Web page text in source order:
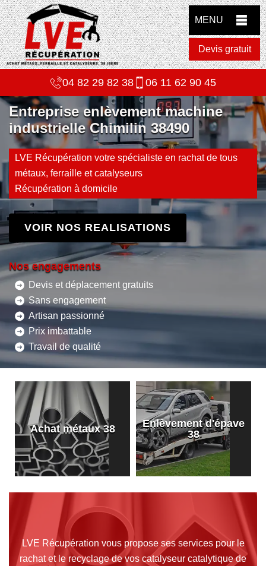
MENU
Devis gratuit
04 82 29 82 38 06 11 62 90 45
Entreprise enlèvement machine
industrielle Chimilin 38490
LVE Récupération votre spécialiste en rachat de tous
métaux, ferraille et catalyseurs
Récupération à domicile
VOIR NOS REALISATIONS
Nos engagements
Devis et déplacement gratuits
Sans engagement
Artisan passionné
Prix imbattable
Travail de qualité
Achat métaux 38
Enlèvement d'épave
38
LVE Récupération vous propose ses services pour le
rachat et le recyclage de vos catalyseur catalytique de